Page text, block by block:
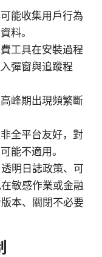
能收集用戶行為
料。
工具在安裝過程
彈窗與追蹤程
峰期出現頻繁斷
全平台友好，對
能不適用。
明日誌政策、可
敏感作業或金融
本、關閉不必要